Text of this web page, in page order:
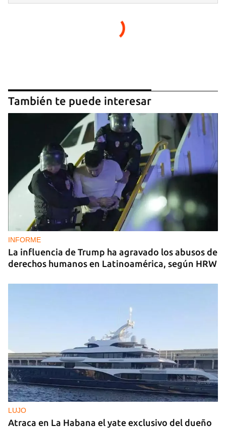
También te puede interesar
INFORME
La influencia de Trump ha agravado los abusos de
derechos humanos en Latinoamérica, según HRW
LUJO
Atraca en La Habana el yate exclusivo del dueño